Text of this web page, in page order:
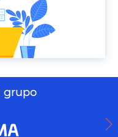
grupo